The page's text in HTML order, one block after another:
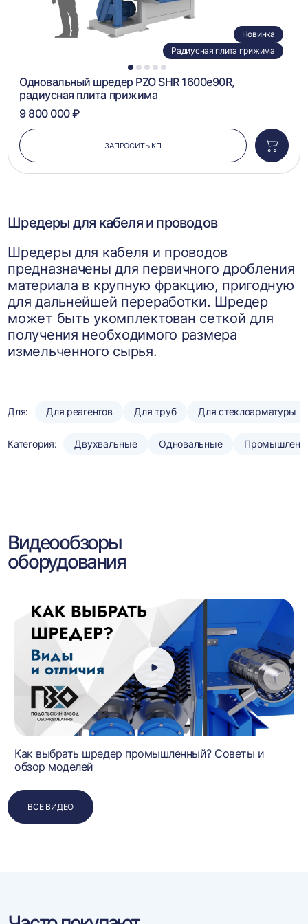
1 2 3 4 5
Новинка
Радиусная плита прижима
Одновальный шредер PZO SHR 1600e90R,
радиусная плита прижима
9 800 000 ₽
ЗАПРОСИТЬ КП
в
Шредеры для кабеля и проводов
Шредеры для кабеля и проводов
предназначены для первичного дробления
материала в крупную фракцию, пригодную
для дальнейшей переработки. Шредер
может быть укомплектован сеткой для
получения необходимого размера
измельченного сырья.
Для: Для реагентов Для труб Для стеклоарматуры
Категория: Двухвальные Одновальные
Видеообзоры
оборудования
Как выбрать шредер промышленный? Советы и
обзор моделей
ВСЕ ВИДЕО